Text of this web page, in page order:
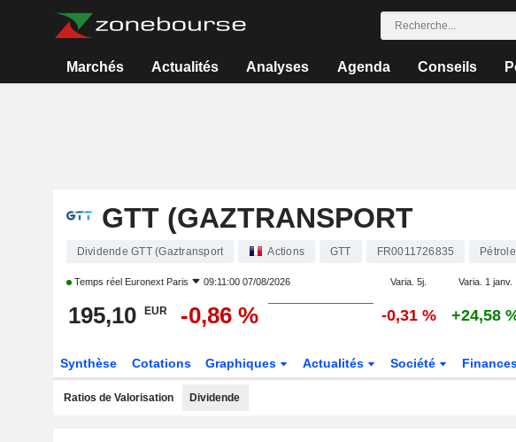
Marchés Actualités Analyses Agenda Conseils
GTT (GAZTRANSPORT
Dividende GTT (Gaztransport Actions GTT FR0011726835
Temps réel Euronext Paris 09:11:00 07/08/2026 Varia. 5j. Varia. 1 janv.
195,10 EUR -0,86 % -0,31 % +24,58
Synthèse Cotations Graphiques Actualités Société
Ratios de Valorisation Dividende